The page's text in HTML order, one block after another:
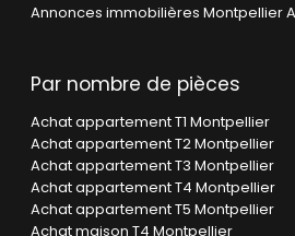
Annonces immobilières Montpellier
Par nombre de pièces
Achat appartement T1 Montpellier
Achat appartement T2 Montpellier
Achat appartement T3 Montpellier
Achat appartement T4 Montpellier
Achat appartement T5 Montpellier
Achat maison T4 Montpellier